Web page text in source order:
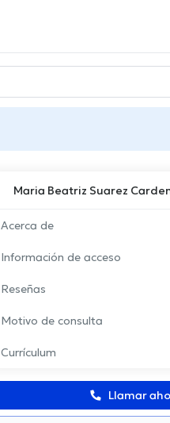
Maria Beatriz Suarez
Acerca de
Información de acceso
Reseñas
Motivo de consulta
Currículum
Llamar